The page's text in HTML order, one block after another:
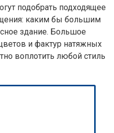
подобрать подходящее
каким бы большим
здание. Большое
и фактур натяжных
воплотить любой стиль